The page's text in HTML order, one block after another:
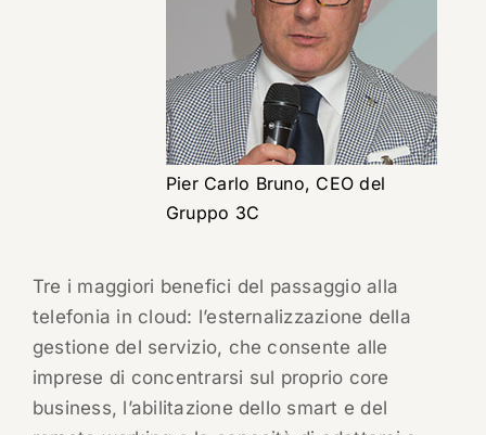
Pier Carlo Bruno, CEO del
Gruppo 3C
Tre i maggiori benefici del passaggio alla
telefonia in cloud: l’esternalizzazione della
gestione del servizio, che consente alle
imprese di concentrarsi sul proprio core
business, l’abilitazione dello smart e del